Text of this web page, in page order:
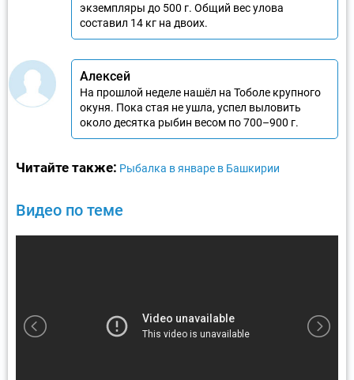
экземпляры до 500 г. Общий вес улова
составил 14 кг на двоих.
Алексей
На прошлой неделе нашёл на Тоболе крупного
окуня. Пока стая не ушла, успел выловить
около десятка рыбин весом по 700–900 г.
Читайте также: Рыбалка в январе в Башкирии
Видео по теме